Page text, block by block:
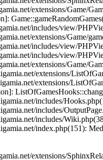
extensions/Game/
includes/view/
extensions/Game/
includes/view/
includes/view/
extensions/Game/
extensions/
extensions/
includes/
includes/
includes/
index.php(151):
extensions/